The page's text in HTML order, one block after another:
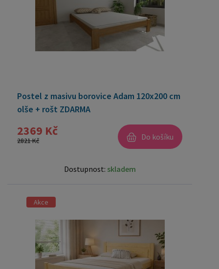
Postel z masivu borovice Adam 120x200 cm
olše + rošt ZDARMA
2369 Kč
2821 Kč Do košíku
Dostupnost: skladem
Akce